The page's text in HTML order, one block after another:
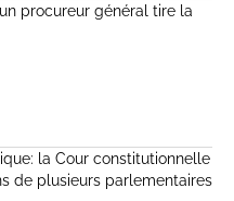
procureur général tire la
la Cour constitutionnelle
de plusieurs parlementaires